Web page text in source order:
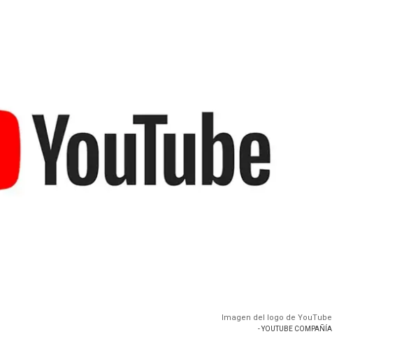
Imagen del logo de YouTube
- YOUTUBE COMPAÑÍA